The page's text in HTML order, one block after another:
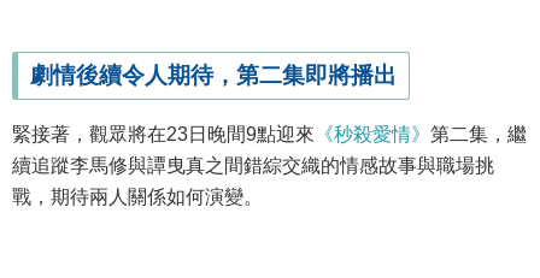
劇情後續令人期待，第二集即將播出
緊接著，觀眾將在23日晚間9點迎來 《秒殺愛情》 第二集，繼
續追蹤李馬修與譚曳真之間錯綜交織的情感故事與職場挑
戰，期待兩人關係如何演變。